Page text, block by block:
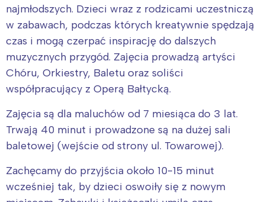
najmłodszych. Dzieci wraz z rodzicami uczestniczą
w zabawach, podczas których kreatywnie spędzają
czas i mogą czerpać inspirację do dalszych
muzycznych przygód. Zajęcia prowadzą artyści
Chóru, Orkiestry, Baletu oraz soliści
współpracujący z Operą Bałtycką.
Zajęcia są dla maluchów od 7 miesiąca do 3 lat.
Trwają 40 minut i prowadzone są na dużej sali
baletowej (wejście od strony ul. Towarowej).
Zachęcamy do przyjścia około 10-15 minut
wcześniej tak, by dzieci oswoiły się z nowym